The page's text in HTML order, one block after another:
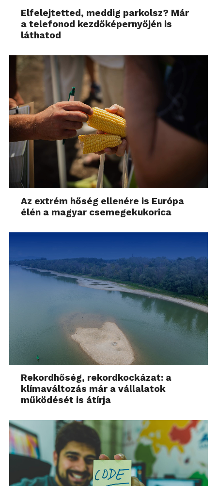
Elfelejtetted, meddig parkolsz? Már
a telefonod kezdőképernyőjén is
láthatod
Az extrém hőség ellenére is Európa
élén a magyar csemegekukorica
Rekordhőség, rekordkockázat: a
klímaváltozás már a vállalatok
működését is átírja